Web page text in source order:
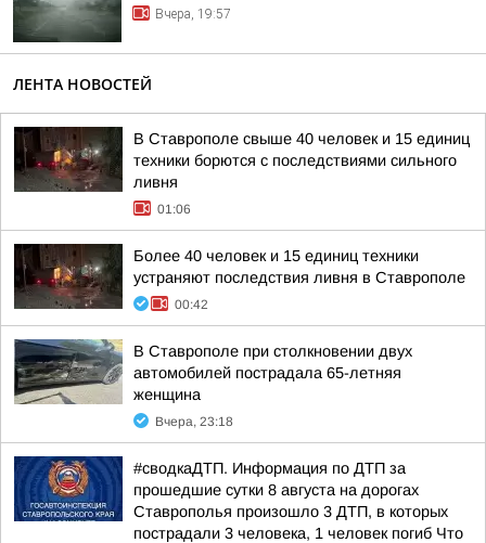
Вчера, 19:57
ЛЕНТА НОВОСТЕЙ
В Ставрополе свыше 40 человек и 15 единиц
техники борются с последствиями сильного
ливня
01:06
Более 40 человек и 15 единиц техники
устраняют последствия ливня в Ставрополе
00:42
В Ставрополе при столкновении двух
автомобилей пострадала 65-летняя
женщина
Вчера, 23:18
#сводкаДТП. Информация по ДТП за
прошедшие сутки 8 августа на дорогах
Ставрополья произошло 3 ДТП, в которых
пострадали 3 человека, 1 человек погиб Что